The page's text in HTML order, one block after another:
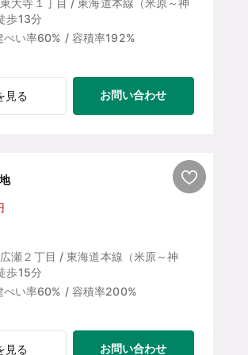
大寺１丁目 / 東海道本線（米原～神
歩13分
い率60% / 容積率192%
見る お問い合わせ
瀬２丁目 / 東海道本線（米原～神
歩15分
い率60% / 容積率200%
見る お問い合わせ